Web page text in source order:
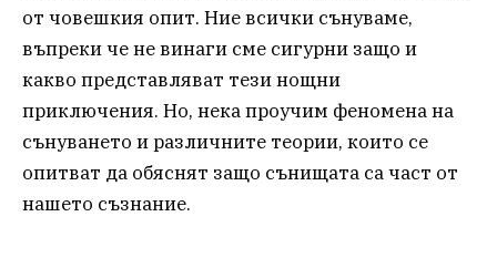
от човешкия опит. Ние всички сънуваме,
въпреки че не винаги сме сигурни защо и
какво представляват тези нощни
приключения. Но, нека проучим феномена на
сънуването и различните теории, които се
опитват да обяснят защо сънищата са част от
нашето съзнание.